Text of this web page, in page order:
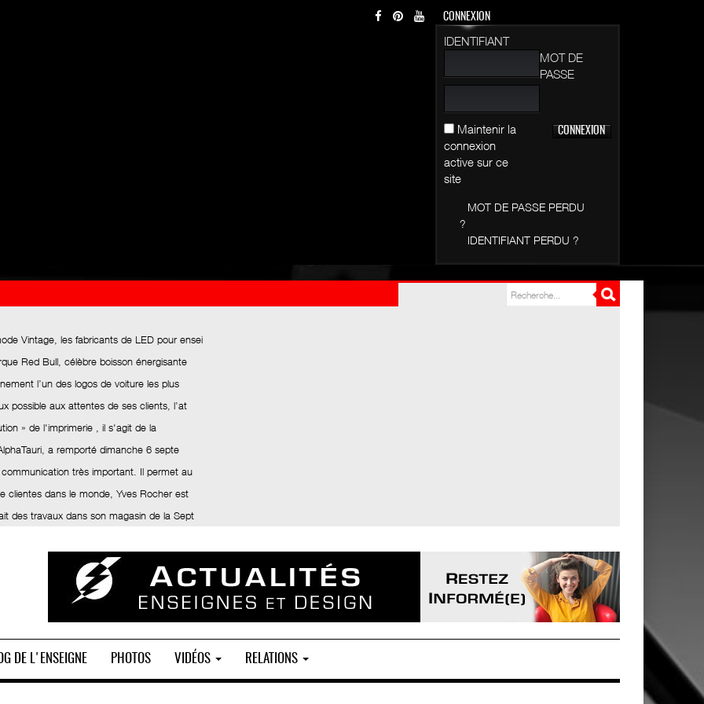
CONNEXION
IDENTIFIANT
MOT DE
PASSE
Maintenir la
connexion
active sur ce
site
MOT DE PASSE PERDU
?
IDENTIFIANT PERDU ?
Vintage, les fabricants de LED pour ensei
Red Bull, célèbre boisson énergisante
l’un des logos de voiture les plus
possible aux attentes de ses clients, l’at
» de l'imprimerie , il s'agit de la
a remporté dimanche 6 septe
très important. Il permet au
clientes dans le monde, Yves Rocher est
des travaux dans son magasin de la Sept
DE L'ENSEIGNE PHOTOS VIDÉOS RELATIONS